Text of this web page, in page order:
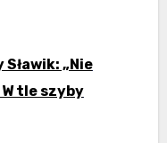
Sławik: „Nie
tle szyby